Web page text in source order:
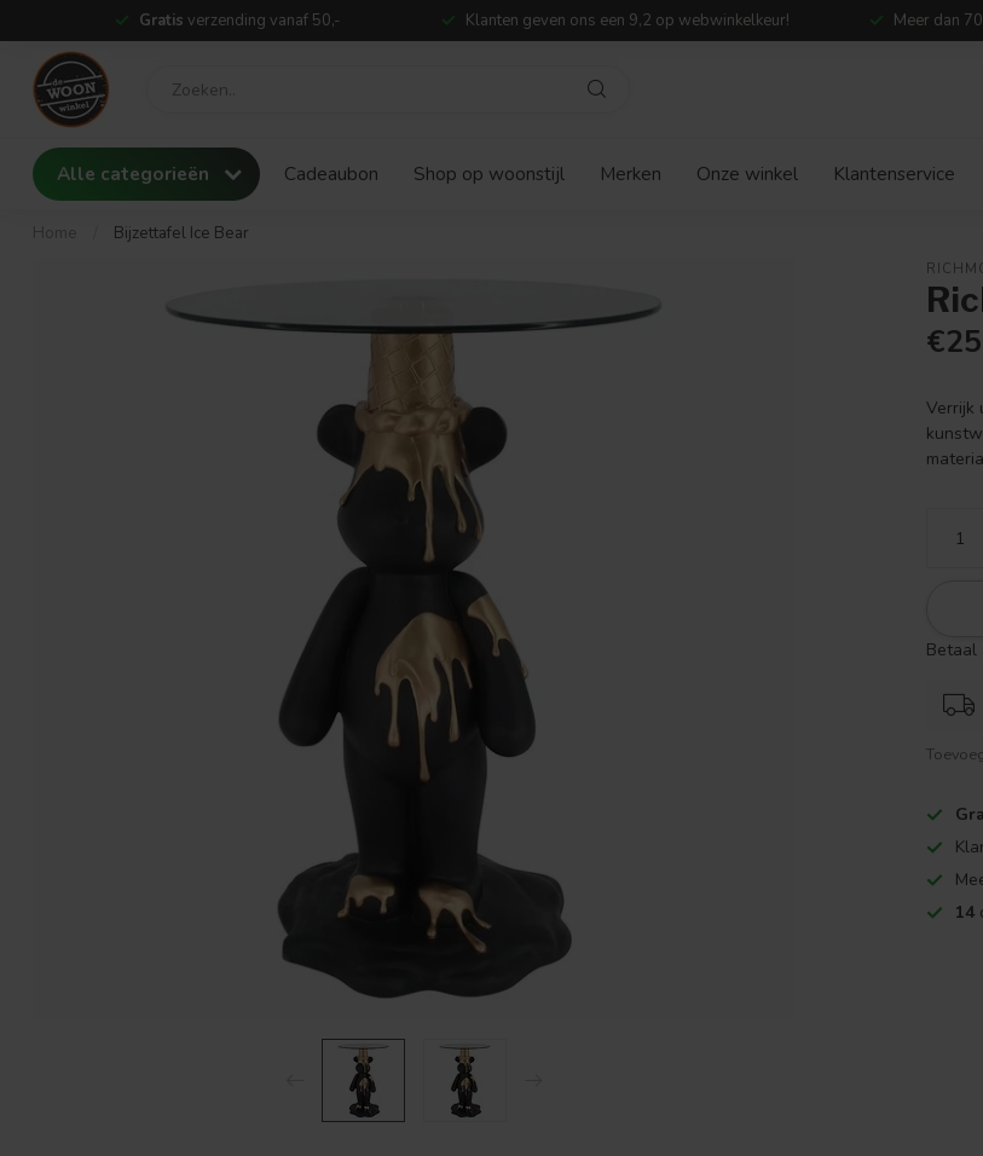
Gratis verzending vanaf 50,- Klanten geven ons een 9,2 op webwinkelkeur! Meer dan
Alle categorieën Cadeaubon Shop op woonstijl Merken Onze winkel Klantenservice
Home Bijzettafel Ice Bear
Verrijk
Betaal
14